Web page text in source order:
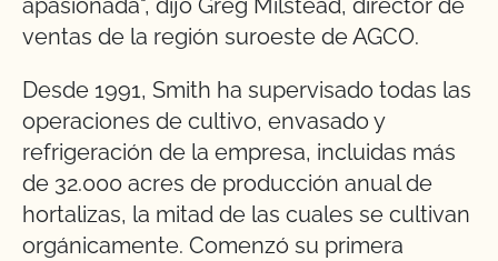
ventas de la región suroeste de AGCO.
Desde 1991, Smith ha supervisado todas las
operaciones de cultivo, envasado y
refrigeración de la empresa, incluidas más
de 32.000 acres de producción anual de
hortalizas, la mitad de las cuales se cultivan
orgánicamente. Comenzó su primera